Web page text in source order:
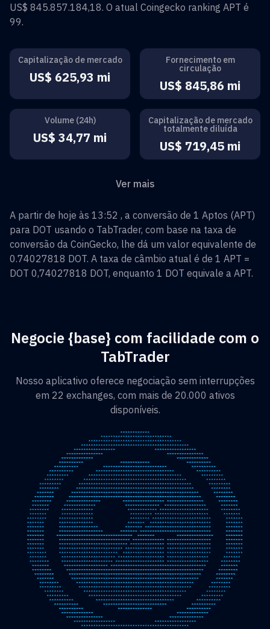
US$ 845.857.184,18. O atual Coingecko ranking APT é
99.
Capitalização de mercado
US$ 625,93 mi
Fornecimento em
circulação
US$ 845,86 mi
Volume (24h)
US$ 34,77 mi
Capitalização de mercado
totalmente diluída
US$ 719,45 mi
Ver mais
A partir de hoje às 13:52 , a conversão de 1 Aptos (APT)
para DOT usando o TabTrader, com base na taxa de
conversão da CoinGecko, lhe dá um valor equivalente de
0.74027818 DOT. A taxa de câmbio atual é de 1 APT =
DOT 0,74027818 DOT, enquanto 1 DOT equivale a APT.
Negocie {base} com facilidade com o
TabTrader
Nosso aplicativo oferece negociação sem interrupções
em 22 exchanges, com mais de 20.000 ativos
disponíveis.